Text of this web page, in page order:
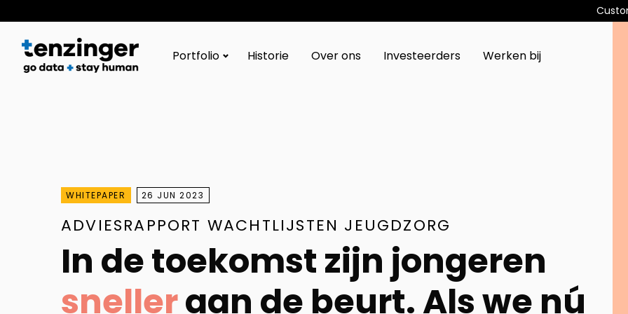
Portfolio Historie Over ons Investeerders Werken bij
WHITEPAPER 26 JUN 2023
ADVIESRAPPORT WACHTLIJSTEN JEUGDZORG
In de toekomst zijn jongeren
snelleraan de beurt. Als we nú